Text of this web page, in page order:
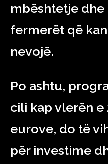
mbështetje
fermerët që
nevojë.
Po ashtu,
cili kap vlerën e
eurove, do të
për investime